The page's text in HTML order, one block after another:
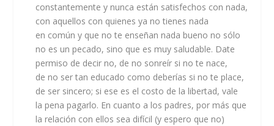
constantemente y nunca están satisfechos con nada,
con aquellos con quienes ya no tienes nada
en común y que no te enseñan nada bueno no sólo
no es un pecado, sino que es muy saludable. Date
permiso de decir no, de no sonreír si no te nace,
de no ser tan educado como deberías si no te place,
de ser sincero; si ese es el costo de la libertad, vale
la pena pagarlo. En cuanto a los padres, por más que
la relación con ellos sea difícil (y espero que no)